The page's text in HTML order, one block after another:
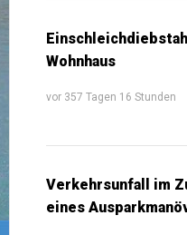
Wohnhaus
vor 357 Tagen 16 Stunden
Verkehrsunfall im
eines